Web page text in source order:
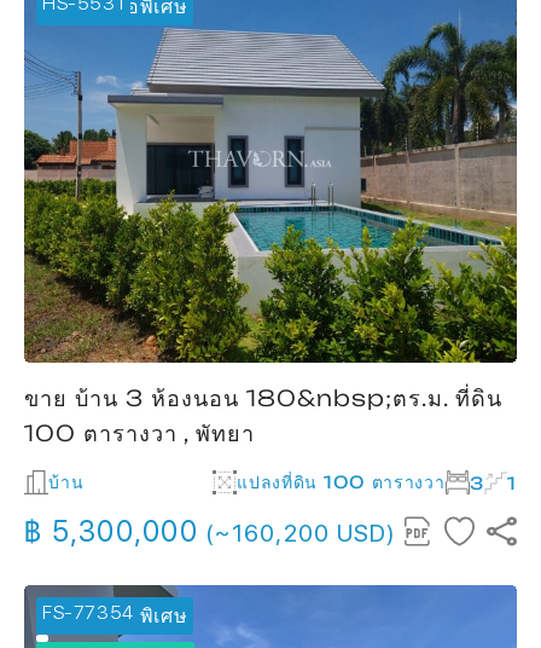
🔥 ข้อเสนอพิเศษ
ขาย บ้าน 3 ห้องนอน 180&nbsp;ตร.ม. ที่ดิน
100 ตารางวา , พัทยา
บ้าน แปลงที่ดิน 100 ตารางวา 3 1
฿ 5,300,000 (~160,200 USD)
FS-77354
🔥 ข้อเสนอพิเศษ